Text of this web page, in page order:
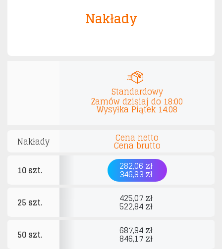
Nakłady
Standardowy
Zamów dzisiaj do 18:00
Wysyłka Piątek 14.08
Nakłady Cena netto
Cena brutto
10 szt.
282,06 zł
346,93 zł
25 szt. 425,07 zł
522,84 zł
50 szt. 687,94 zł
846,17 zł